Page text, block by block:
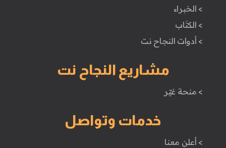
> الخبراء
> الكتَاب
> أدوات النجاح نت
مشاريع النجاح نت
> منحة غيّر
خدمات وتواصل
> أعلن معنا